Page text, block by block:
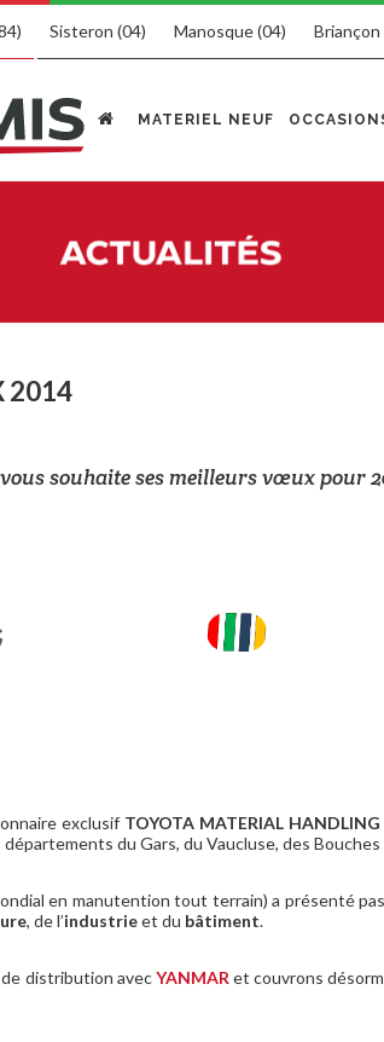
Sisteron (04) Manosque (04) Briançon
MATERIEL NEUF
2014
souhaite ses meilleurs vœux pour
exclusif TOYOTA MATERIAL
départements du Gars, du Vaucluse, des
en manutention tout terrain) a présenté
, de l’industrieet du bâtiment.
distribution avecYANMAR et couvrons